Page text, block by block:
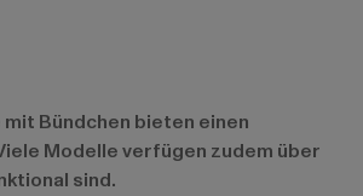
Bündchen bieten einen
Modelle verfügen zudem über
sind.